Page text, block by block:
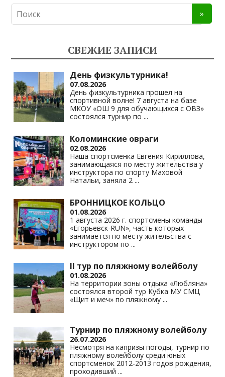
СВЕЖИЕ ЗАПИСИ
День физкультурника!
07.08.2026
День физкультурника прошел на
спортивной волне! 7 августа на базе
МКОУ «ОШ 9 для обучающихся с ОВЗ»
состоялся турнир по ...
Коломинские овраги
02.08.2026
Наша спортсменка Евгения Кириллова,
занимающаяся по месту жительства у
инструктора по спорту Маховой
Натальи, заняла 2 ...
БРОННИЦКОЕ КОЛЬЦО
01.08.2026
1 августа 2026 г. спортсмены команды
«Егорьевск-RUN», часть которых
занимается по месту жительства с
инструктором по ...
II тур по пляжному волейболу
01.08.2026
На территории зоны отдыха «Любляна»
состоялся второй тур Кубка МУ СМЦ
«Щит и меч» по пляжному ...
Турнир по пляжному волейболу
26.07.2026
Несмотря на капризы погоды, турнир по
пляжному волейболу среди юных
спортсменок 2012-2013 годов рождения,
проходивший ...